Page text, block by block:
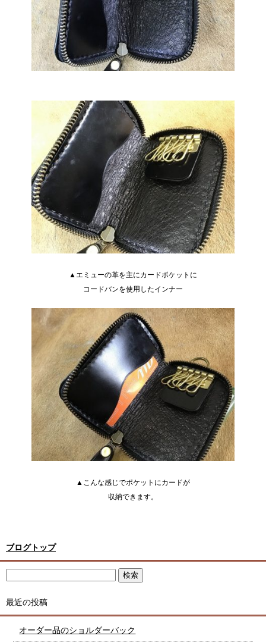
▲エミューの革を主にカードポケットに
コードバンを使用したインナー
▲こんな感じでポケットにカードが
収納できます。
ブログトップ
最近の投稿
オーダー品のショルダーバック